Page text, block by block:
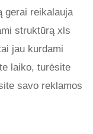
gerai reikalauja
struktūrą xls
jau kurdami
laiko, turėsite
savo reklamos